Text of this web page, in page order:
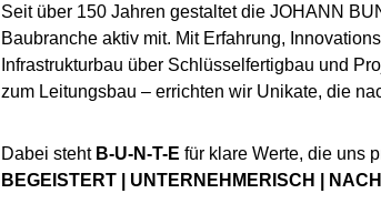
Seit über 150 Jahren gestaltet die JOHANN
Baubranche aktiv mit. Mit Erfahrung,
Infrastrukturbau über Schlüsselfertigbau und
zum Leitungsbau – errichten wir Unikate, die
Dabei steht B-U-N-T-E für klare Werte, die uns
BEGEISTERT | UNTERNEHMERISCH |